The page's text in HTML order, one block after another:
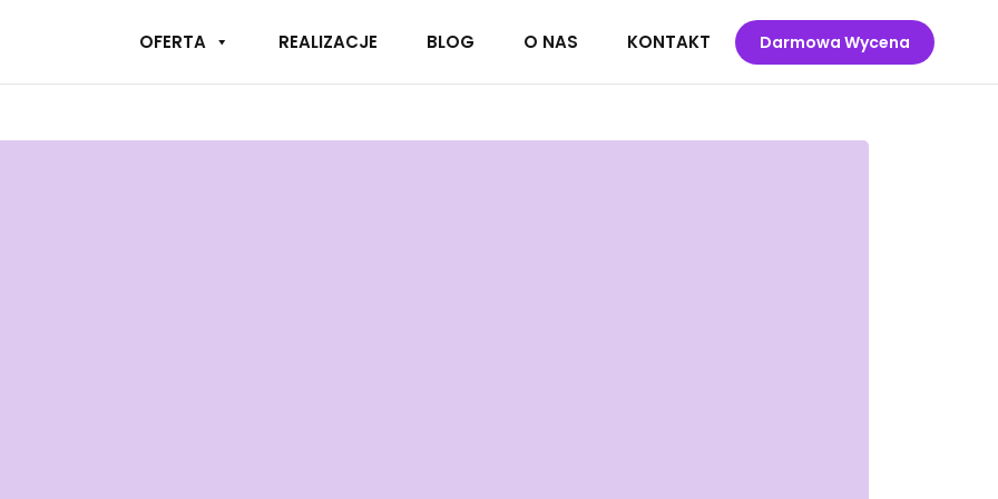
OFERTA REALIZACJE BLOG O NAS KONTAKT Darmowa Wycena